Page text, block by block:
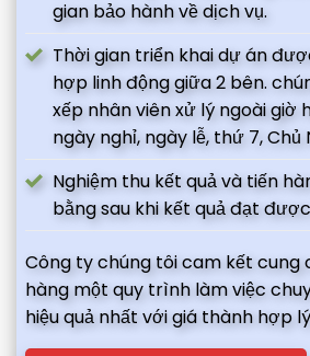
gian bảo hành về dịch vụ.
Thời gian triển khai dự án
hợp linh động giữa 2 bên.
xếp nhân viên xử lý ngoài giờ
ngày nghỉ, ngày lễ, thứ 7, Chủ
Nghiệm thu kết quả và tiến
bằng sau khi kết quả đạt
Công ty chúng tôi cam kết cung
hàng một quy trình làm việc
hiệu quả nhất với giá thành hợp